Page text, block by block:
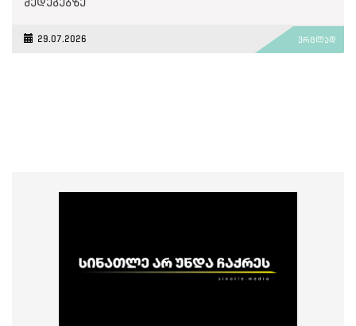
შედეგებზე
29.07.2026 ვრცლად